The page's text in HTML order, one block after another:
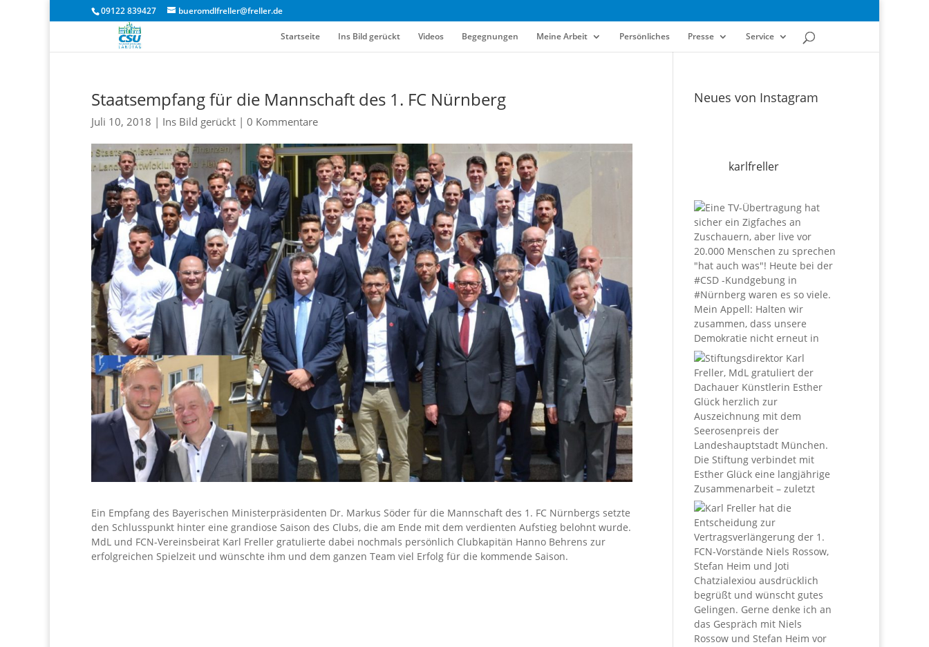
09122 839427 bueromdlfreller@freller.de
Startseite Ins Bild gerückt Videos Begegnungen Meine Arbeit Persönliches Presse Service
Staatsempfang für die Mannschaft des 1. FC Nürnberg
Juli 10, 2018 | Ins Bild gerückt | 0 Kommentare
Ein Empfang des Bayerischen Ministerpräsidenten Dr. Markus Söder für die Mannschaft des 1. FC Nürnbergs setzte
den Schlusspunkt hinter eine grandiose Saison des Clubs, die am Ende mit dem verdienten Aufstieg belohnt wurde.
MdL und FCN-Vereinsbeirat Karl Freller gratulierte dabei nochmals persönlich Clubkapitän Hanno Behrens zur
erfolgreichen Spielzeit und wünschte ihm und dem ganzen Team viel Erfolg für die kommende Saison.
Neues von Instagram
karlfreller